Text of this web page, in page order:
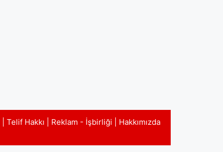
Telif Hakkı Reklam - İşbirliği Hakkımızda